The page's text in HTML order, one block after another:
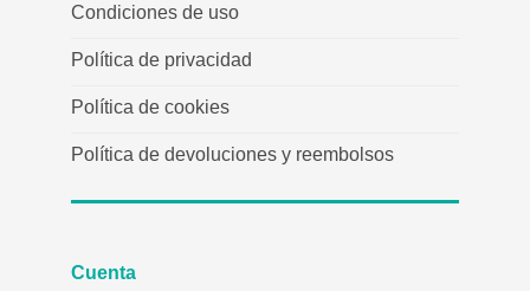
Condiciones de uso
Política de privacidad
Política de cookies
Política de devoluciones y reembolsos
Cuenta